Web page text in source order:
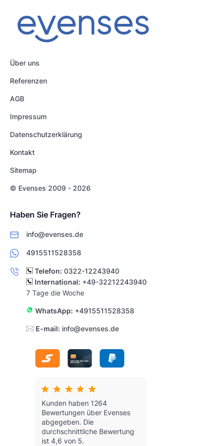
Über uns
Referenzen
AGB
Impressum
Datenschutzerklärung
Kontakt
Sitemap
© Evenses 2009 - 2026
Haben Sie Fragen?
info@evenses.de
4915511528358
Telefon: 0322-12243940
International: +49-32212243940
7 Tage die Woche
WhatsApp: +4915511528358
E-mail: info@evenses.de
Kunden haben 1264
Bewertungen über Evenses
abgegeben. Die
durchschnittliche Bewertung
ist 4,6 von 5.